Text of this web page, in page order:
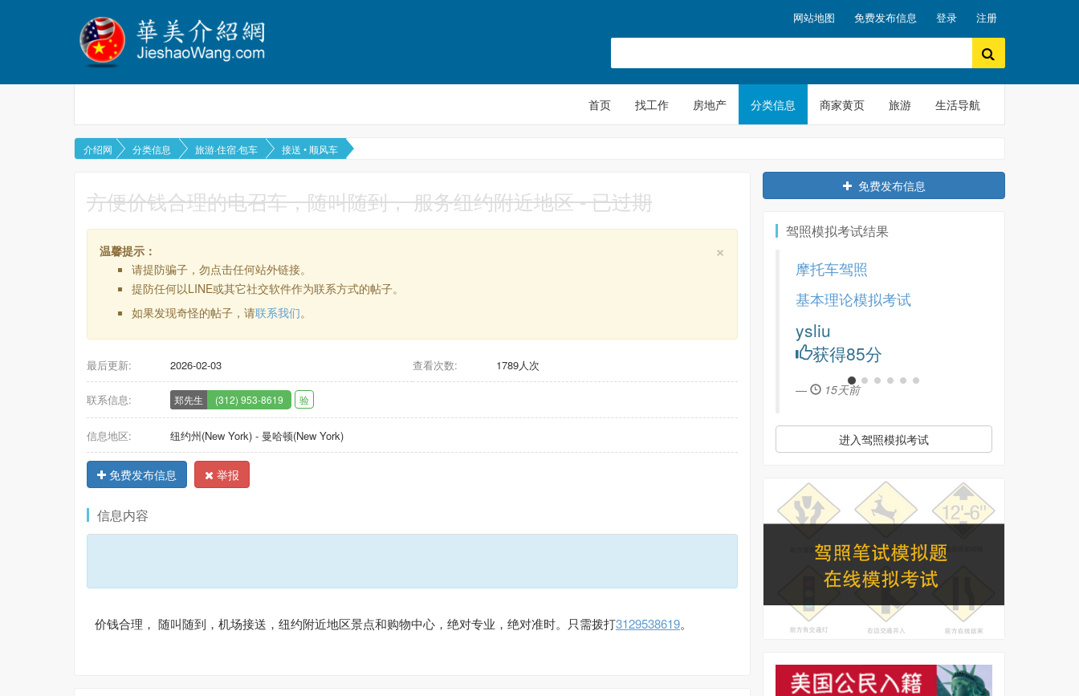
网站地图 免费发布信息 登录 注册
首页 找工作 房地产 分类信息 商家黄页 旅游 生活导航
介绍网 分类信息 旅游·住宿·包车 接送 • 顺风车
方便价钱合理的电召车，随叫随到， 服务纽约附近地区 - 已过期
×
温馨提示：
请提防骗子，勿点击任何站外链接。
提防任何以LINE或其它社交软件作为联系方式的帖子。
如果发现奇怪的帖子，请联系我们。
最后更新: 2026-02-03 查看次数: 1789人次
联系信息: 郑先生 (312) 953-8619 验
信息地区: 纽约州(New York) - 曼哈顿(New York)
免费发布信息 举报
信息内容
价钱合理， 随叫随到，机场接送，纽约附近地区景点和购物中心，绝对专业，绝对准时。只需拨打3129538619。
免费发布信息
驾照模拟考试结果
摩托车驾照
基本理论模拟考试
ysliu
获得85分
15天前
进入驾照模拟考试